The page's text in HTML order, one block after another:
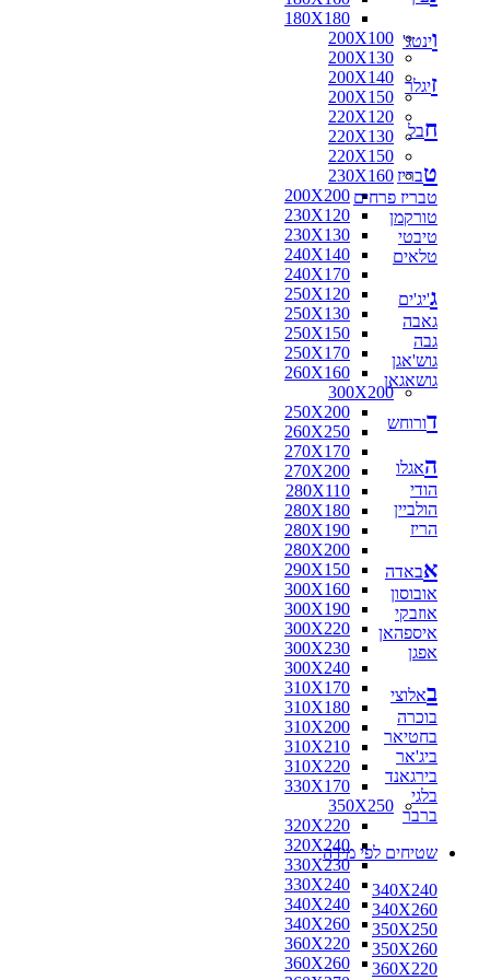
180X180
200X100
200X130
200X140
200X150
220X120
220X130
220X150
230X160
200X200
230X120
230X130
240X140
240X170
250X120
250X130
250X150
250X170
260X160
300X200
250X200
260X250
270X170
270X200
280X110
280X180
280X190
280X200
290X150
300X160
300X190
300X220
300X230
300X240
310X170
310X180
310X200
310X210
310X220
330X170
350X250
320X220
320X240
330X230
330X240
340X240
340X260
360X220
360X260
וינטג'
זיגלר
חבל
טבריז
טבריז פרחים
טורקמן
טיבטי
טלאים
ג'יג'ים
גאבה
גבה
גוש'אגן
גושאגאן
דורוחש
האגלו
הודי
הולביין
הריז
אבאדה
אובוסון
אוזבקי
איספהאן
אפגן
באלוצי
בוכרה
בחטיאר
ביג'אר
בירגאנד
בלגי
ברבר
שטיחים לפי מידה
340X240
340X260
350X250
350X260
360X220